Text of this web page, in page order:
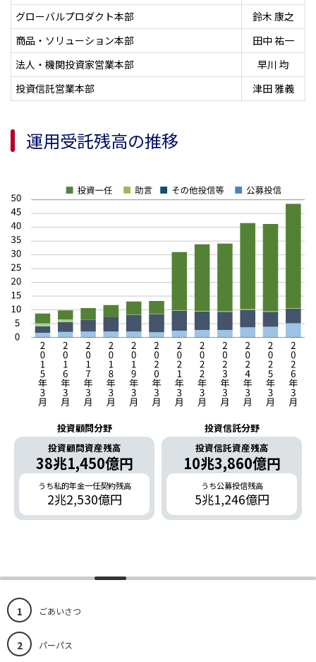
グローバルプロダクト本部
鈴木 康之
商品・ソリューション本部
田中 祐一
法人・機関投資家営業本部
早川 均
投資信託営業本部
津田 雅義
運用受託残高の推移
投資顧問分野
投資顧問資産残高
38兆1,450億円
うち私的年金一任契約残高
2兆2,530億円
投資信託分野
投資信託資産残高
10兆3,860億円
うち公募投信残高
5兆1,246億円
1 ごあいさつ
2 パーパス